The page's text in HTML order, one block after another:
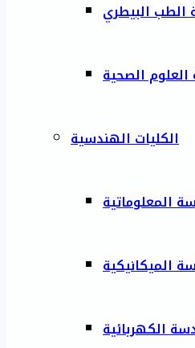
الطب البيطري
العلوم الصحية
الكليات الهندسية
المعلوماتية
الميكانيكية
الكهربائية